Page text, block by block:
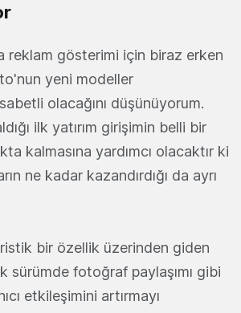
reklam gösterimi için biraz erken
yeni modeller
olacağını düşünüyorum.
ilk yatırım girişimin belli bir
kalmasına yardımcı olacaktır ki
ne kadar kazandırdığı da ayrı
bir özellik üzerinden giden
sürümde fotoğraf paylaşımı gibi
etkileşimini artırmayı